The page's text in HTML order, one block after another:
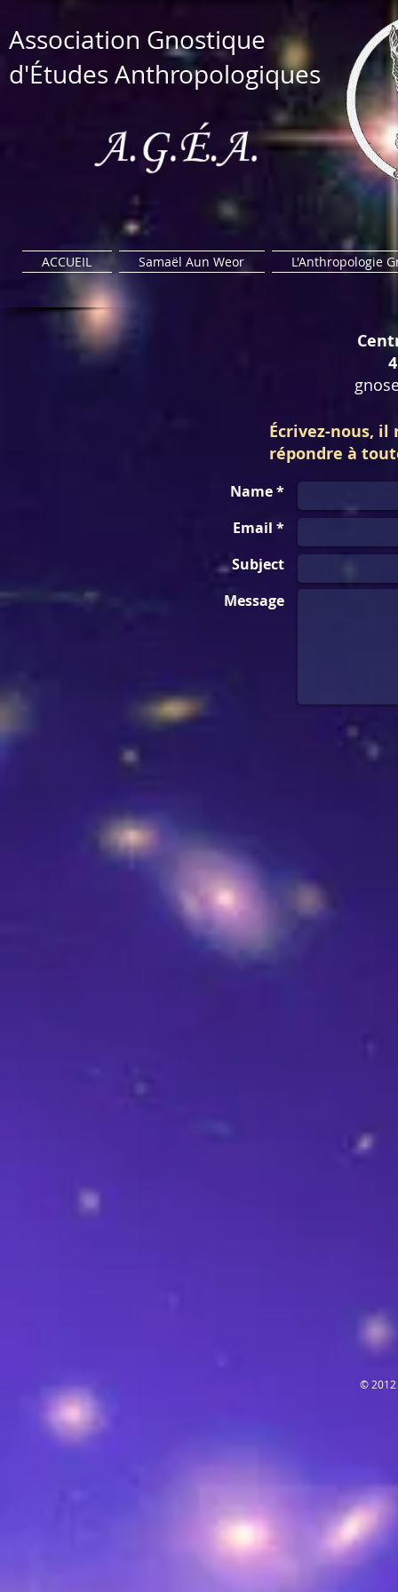
​Association Gnostique​
d'Études Anthropologiques
ACCUEIL Samaël Aun Weor L'Anthropologie
Écrivez-nous,
répondre à
Name *
Email *
Subject
Message
© 2012